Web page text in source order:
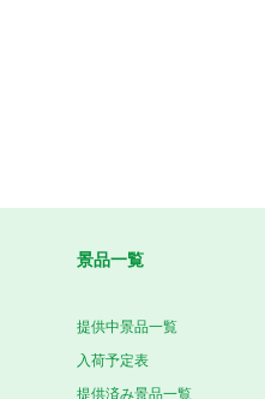
景品一覧
提供中景品一覧
入荷予定表
提供済み景品一覧